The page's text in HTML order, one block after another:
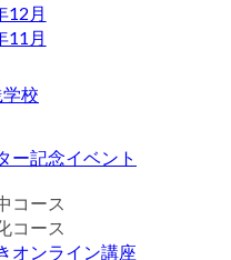
12月
11月
校
ー記念イベント
コース
コース
オンライン講座